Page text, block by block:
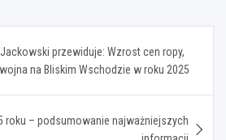
przewiduje: Wzrost cen ropy,
na Bliskim Wschodzie w roku 2025
roku – podsumowanie najważniejszych